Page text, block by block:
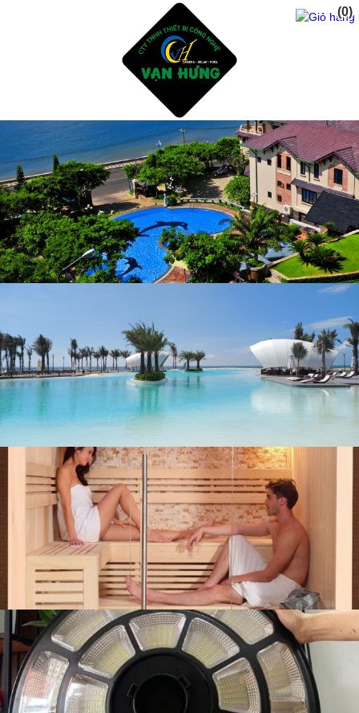
Trang Chủ
Giới Thiệu
Dịch vụ
Sản Phẩm
Tư Vấn Thiết Kế Xây Dụng Hồ Bơi
Thiết Bị Và Phụ Kiện Hồ Bơi
Hóa Chất Xữ Lý Nước Hồ Bơi
Dịch Vụ Chăm Sóc Hồ Bơi
Thiết Kế Phòng Tắm sauna - steam bath
Tư Vấn Thiết Kế Xây Dụng Hồ CáKoi - Thiết Bị Lọc
Phụ Gia Chống Thấm Hồ Bơi - Hồ CáKoi
Dự Án
liên hệ
(0)